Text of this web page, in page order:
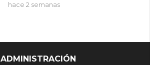
hace 2 semanas
ADMINISTRACIÓN